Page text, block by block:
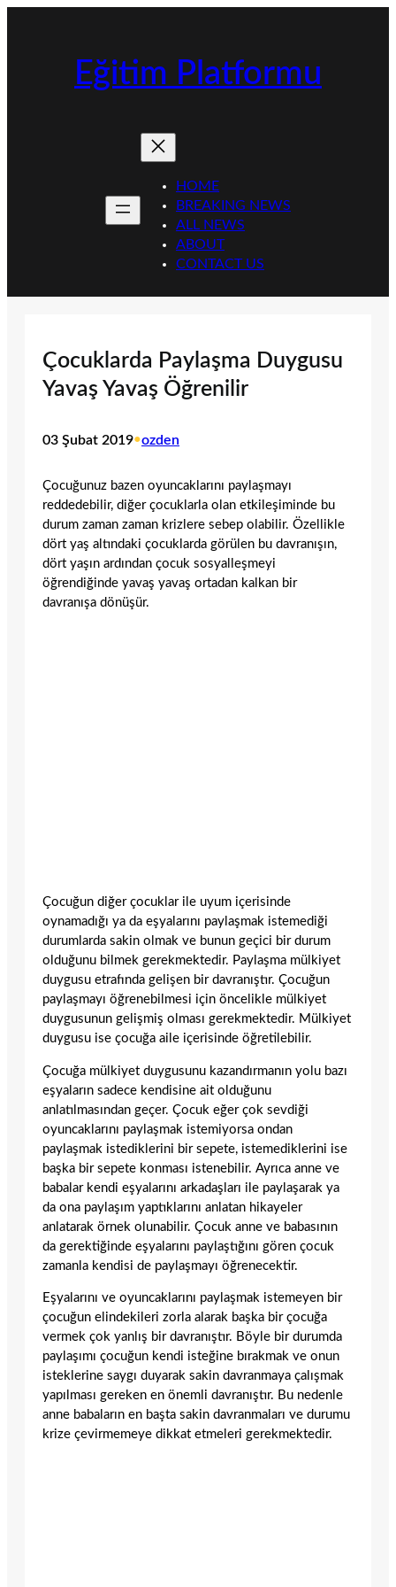
Eğitim Platformu
HOME
BREAKING NEWS
ALL NEWS
ABOUT
CONTACT US
Çocuklarda Paylaşma Duygusu
Yavaş Yavaş Öğrenilir
03 Şubat 2019•ozden
Çocuğunuz bazen oyuncaklarını paylaşmayı
reddedebilir, diğer çocuklarla olan etkileşiminde bu
durum zaman zaman krizlere sebep olabilir. Özellikle
dört yaş altındaki çocuklarda görülen bu davranışın,
dört yaşın ardından çocuk sosyalleşmeyi
öğrendiğinde yavaş yavaş ortadan kalkan bir
davranışa dönüşür.
Çocuğun diğer çocuklar ile uyum içerisinde
oynamadığı ya da eşyalarını paylaşmak istemediği
durumlarda sakin olmak ve bunun geçici bir durum
olduğunu bilmek gerekmektedir. Paylaşma mülkiyet
duygusu etrafında gelişen bir davranıştır. Çocuğun
paylaşmayı öğrenebilmesi için öncelikle mülkiyet
duygusunun gelişmiş olması gerekmektedir. Mülkiyet
duygusu ise çocuğa aile içerisinde öğretilebilir.
Çocuğa mülkiyet duygusunu kazandırmanın yolu bazı
eşyaların sadece kendisine ait olduğunu
anlatılmasından geçer. Çocuk eğer çok sevdiği
oyuncaklarını paylaşmak istemiyorsa ondan
paylaşmak istediklerini bir sepete, istemediklerini ise
başka bir sepete konması istenebilir. Ayrıca anne ve
babalar kendi eşyalarını arkadaşları ile paylaşarak ya
da ona paylaşım yaptıklarını anlatan hikayeler
anlatarak örnek olunabilir. Çocuk anne ve babasının
da gerektiğinde eşyalarını paylaştığını gören çocuk
zamanla kendisi de paylaşmayı öğrenecektir.
Eşyalarını ve oyuncaklarını paylaşmak istemeyen bir
çocuğun elindekileri zorla alarak başka bir çocuğa
vermek çok yanlış bir davranıştır. Böyle bir durumda
paylaşımı çocuğun kendi isteğine bırakmak ve onun
isteklerine saygı duyarak sakin davranmaya çalışmak
yapılması gereken en önemli davranıştır. Bu nedenle
anne babaların en başta sakin davranmaları ve durumu
krize çevirmemeye dikkat etmeleri gerekmektedir.